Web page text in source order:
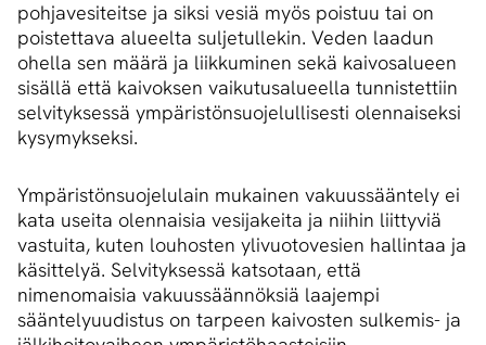
pohjavesiteitse ja siksi vesiä myös poistuu tai on
poistettava alueelta suljetullekin. Veden laadun
ohella sen määrä ja liikkuminen sekä kaivosalueen
sisällä että kaivoksen vaikutusalueella tunnistettiin
selvityksessä ympäristönsuojelullisesti olennaiseksi
kysymykseksi.
Ympäristönsuojelulain mukainen vakuussääntely ei
kata useita olennaisia vesijakeita ja niihin liittyviä
vastuita, kuten louhosten ylivuotovesien hallintaa ja
käsittelyä. Selvityksessä katsotaan, että
nimenomaisia vakuussäännöksiä laajempi
sääntelyuudistus on tarpeen kaivosten sulkemis- ja